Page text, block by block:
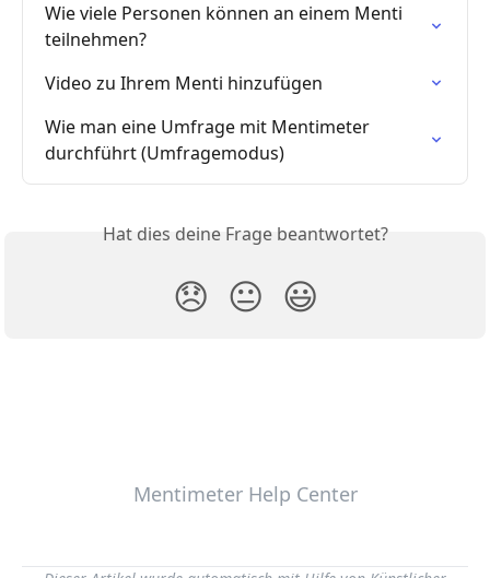
Wie viele Personen können an einem Menti
teilnehmen?
Video zu Ihrem Menti hinzufügen
Wie man eine Umfrage mit Mentimeter
durchführt (Umfragemodus)
Hat dies deine Frage beantwortet?
😞 😐 😃
Mentimeter Help Center